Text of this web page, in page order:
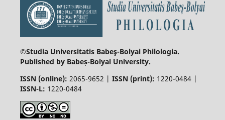
©Studia Universitatis Babeş-Bolyai Philologia.
Published by Babeș-Bolyai University.
ISSN (online): 2065-9652 | ISSN (print): 1220-0484 |
ISSN-L: 1220-0484